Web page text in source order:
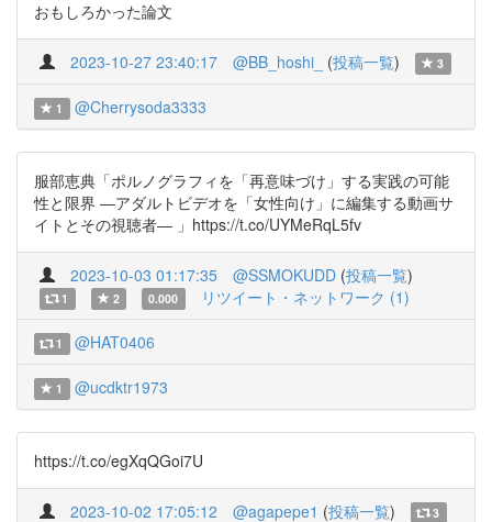
おもしろかった論文
2023-10-27 23:40:17 @BB_hoshi_ (投稿一覧) 3
1 @Cherrysoda3333
服部恵典「ポルノグラフィを「再意味づけ」する実践の可能
性と限界 ―アダルトビデオを「女性向け」に編集する動画サ
イトとその視聴者― 」https://t.co/UYMeRqL5fv
2023-10-03 01:17:35 @SSMOKUDD (投稿一覧)
1 2 0.000 リツイート・ネットワーク (1)
1 @HAT0406
1 @ucdktr1973
https://t.co/egXqQGoi7U
2023-10-02 17:05:12 @agapepe1 (投稿一覧)
3